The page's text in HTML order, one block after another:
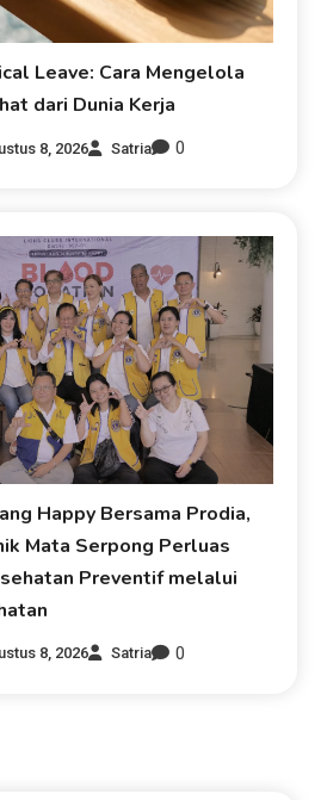
Leave: Cara Mengelola
dari Dunia Kerja
8, 2026 Satria 0
Happy Bersama Prodia,
Mata Serpong Perluas
Preventif melalui
8, 2026 Satria 0